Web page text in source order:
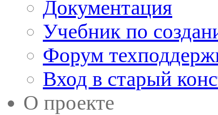
Документация
Учебник по
Форум
Вход в старый
О проекте